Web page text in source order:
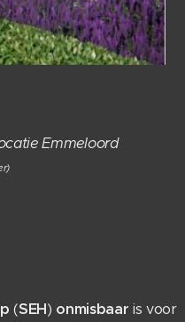
Emmeloord
(SEH) onmisbaar is voor